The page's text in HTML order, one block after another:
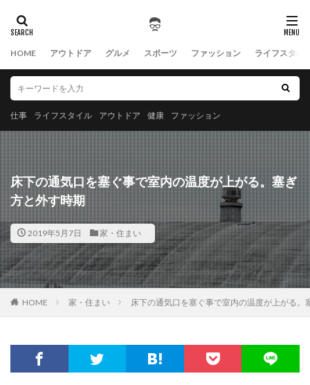
HOME アウトドア グルメ スポーツ ファッション ライフスタイ
仕事 ライフスタイル アウトドア 健康 ファッション
床下の通気口を塞ぐ事で室内の温度が上がる。塞ぎ
方と外す時期
2019年5月7日 家・住まい
HOME 家・住まい 床下の通気口を塞ぐ事で室内の温度が上がる。